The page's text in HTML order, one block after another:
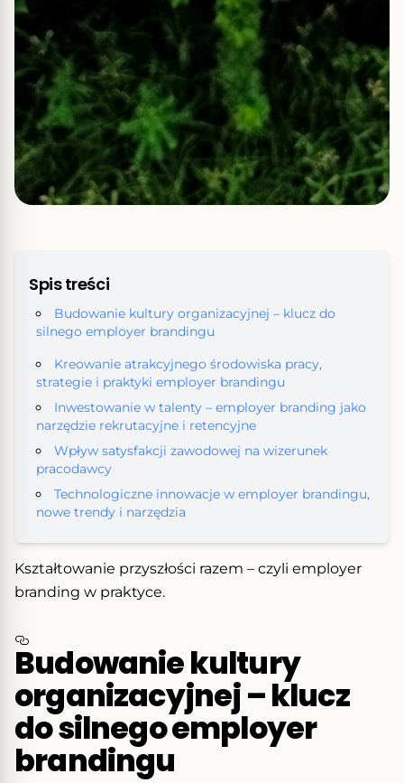
Spis treści
Budowanie kultury organizacyjnej – klucz do
silnego employer brandingu
Kreowanie atrakcyjnego środowiska pracy,
strategie i praktyki employer brandingu
Inwestowanie w talenty – employer branding jako
narzędzie rekrutacyjne i retencyjne
Wpływ satysfakcji zawodowej na wizerunek
pracodawcy
Technologiczne innowacje w employer brandingu,
nowe trendy i narzędzia
Kształtowanie przyszłości razem – czyli employer
branding w praktyce.
Budowanie kultury
organizacyjnej – klucz
do silnego employer
brandingu